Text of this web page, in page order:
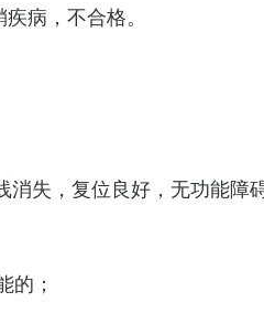
病，不合格。
消失，复位良好，无功能障
的；